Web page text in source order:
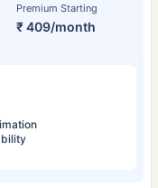
Premium Starting
₹ 409/month